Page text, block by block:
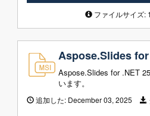
ファイルサイズ:
Aspose.Slides for
Aspose.Slides for .NET
います。
追加した: December 03, 2025